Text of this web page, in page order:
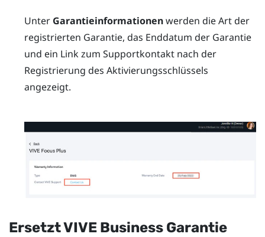
Unter Garantieinformationenwerden die Art der
registrierten Garantie, das Enddatum der Garantie
und ein Link zum Supportkontakt nach der
Registrierung des Aktivierungsschlüssels
angezeigt.
ErsetztVIVE Business Garantie